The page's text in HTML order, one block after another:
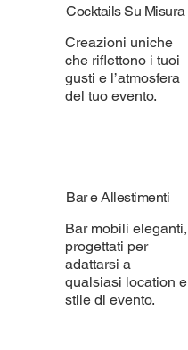
Cocktails Su Misura
Creazioni uniche
che riflettono i tuoi
gusti e l’atmosfera
del tuo evento.
Bar e Allestimenti
Bar mobili eleganti,
progettati per
adattarsi a
qualsiasi location e
stile di evento.